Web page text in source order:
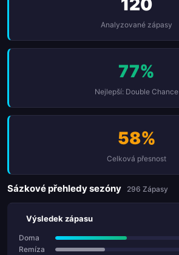
120
Analyzované zápasy
77%
Nejlepší: Double Chance
58%
Celková přesnost
Sázkové přehledy sezóny 296 Zápasy
Výsledek zápasu
Doma
Remíza